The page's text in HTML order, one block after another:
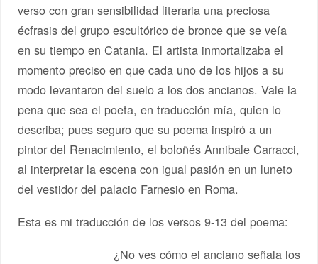
verso con gran sensibilidad literaria una preciosa
écfrasis del grupo escultórico de bronce que se veía
en su tiempo en Catania. El artista inmortalizaba el
momento preciso en que cada uno de los hijos a su
modo levantaron del suelo a los dos ancianos. Vale la
pena que sea el poeta, en traducción mía, quien lo
describa; pues seguro que su poema inspiró a un
pintor del Renacimiento, el boloñés Annibale Carracci,
al interpretar la escena con igual pasión en un luneto
del vestidor del palacio Farnesio en Roma.
Esta es mi traducción de los versos 9-13 del poema:
¿No ves cómo el anciano señala los